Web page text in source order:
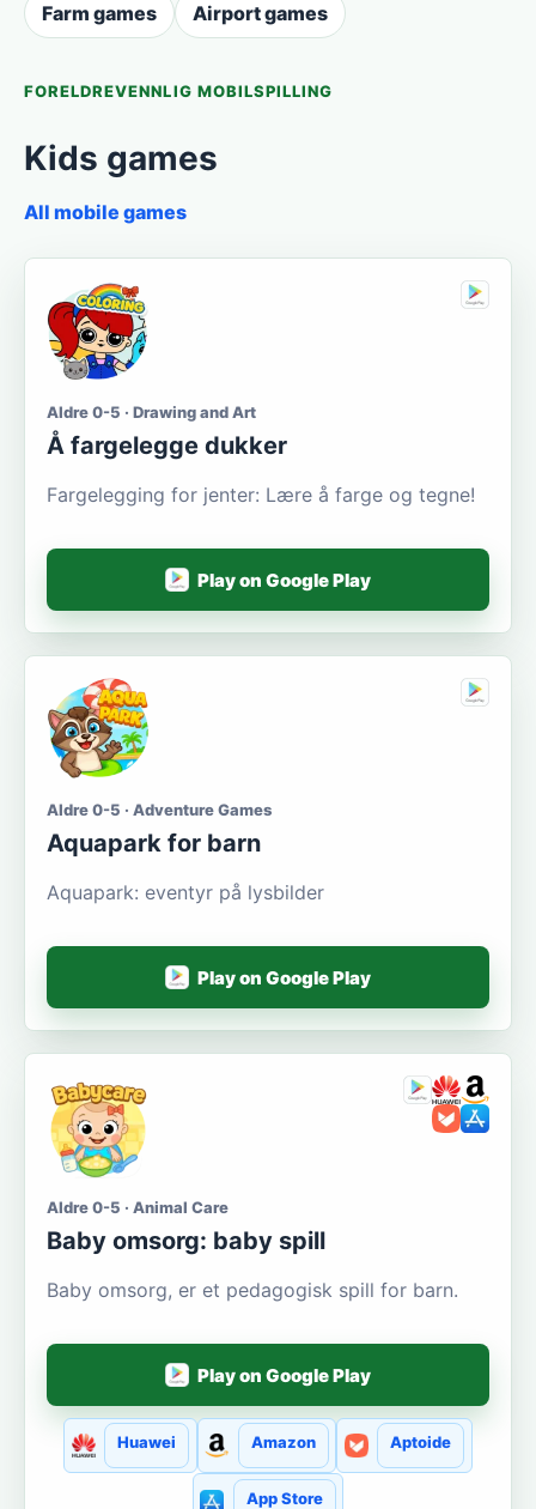
Farm games Airport games
FORELDREVENNLIG MOBILSPILLING
Kids games
All mobile games
Aldre 0-5 · Drawing and Art
Å fargelegge dukker
Fargelegging for jenter: Lære å farge og tegne!
Play on Google Play
Aldre 0-5 · Adventure Games
Aquapark for barn
Aquapark: eventyr på lysbilder
Play on Google Play
Aldre 0-5 · Animal Care
Baby omsorg: baby spill
Baby omsorg, er et pedagogisk spill for barn.
Play on Google Play
Huawei Amazon Aptoide
App Store